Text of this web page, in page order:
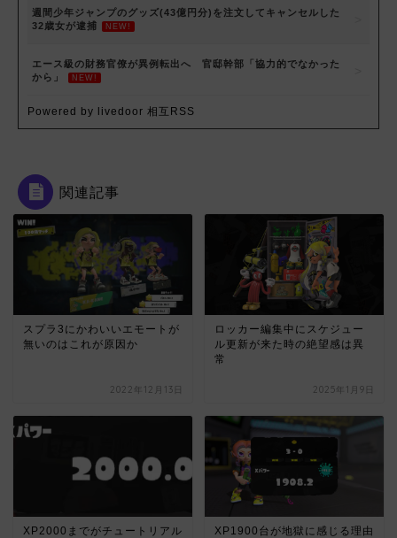
週間少年ジャンプのグッズ(43億円分)を注文してキャンセルした
32歳女が逮捕
NEW!
エース級の財務官僚が異例転出へ 官邸幹部「協力的でなかった
から」
NEW!
Powered by livedoor 相互RSS
関連記事
スプラ3にかわいいエモートが
無いのはこれが原因か
2022年12月13日
ロッカー編集中にスケジュー
ル更新が来た時の絶望感は異
常
2025年1月9日
XP2000までがチュートリアル
XP1900台が地獄に感じる理由